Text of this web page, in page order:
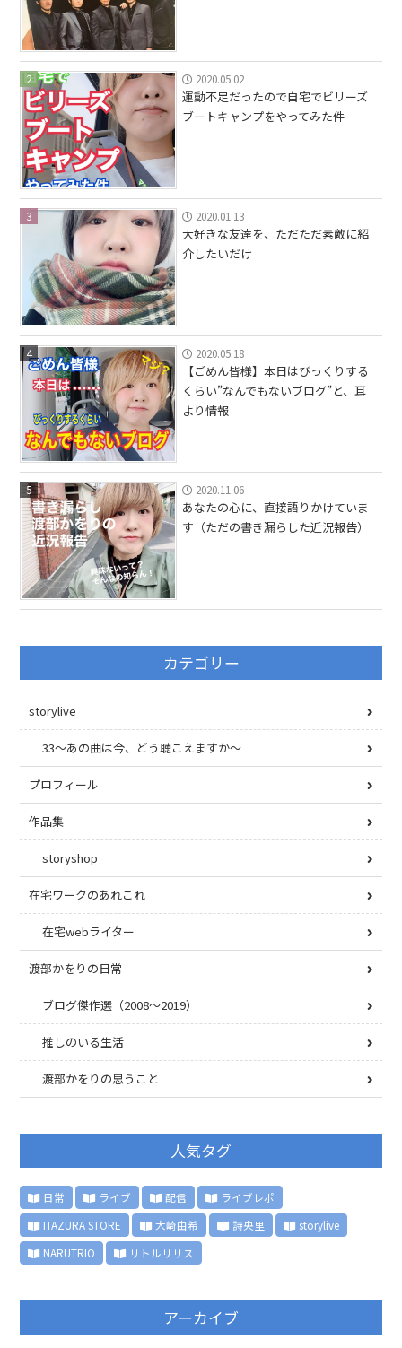
2 2020.05.02
運動不足だったので自宅でビリーズ
ブートキャンプをやってみた件
3 2020.01.13
大好きな友達を、ただただ素敵に紹
介したいだけ
4 2020.05.18
【ごめん皆様】本日はびっくりする
くらい”なんでもないブログ”と、耳
より情報
5 2020.11.06
あなたの心に、直接語りかけていま
す（ただの書き漏らした近況報告）
カテゴリー
storylive
33〜あの曲は今、どう聴こえますか〜
プロフィール
作品集
storyshop
在宅ワークのあれこれ
在宅webライター
渡部かをりの日常
ブログ傑作選（2008〜2019）
推しのいる生活
渡部かをりの思うこと
人気タグ
日常 ライブ 配信
ライブレポ
ITAZURA STORE
大崎由希 詩央里
storylive
NARUTRIO
リトルリリス
アーカイブ